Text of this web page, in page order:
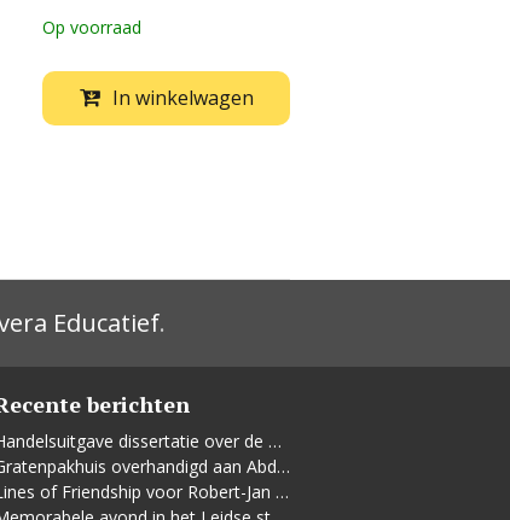
Op voorraad
In winkelwagen
Educatief.
berichten
Handelsuitgave dissertatie over de Leidse vrouwenbeweging
Gratenpakhuis overhandigd aan Abdelhaq Jermoumi
Lines of Friendship voor Robert-Jan te Rijdt